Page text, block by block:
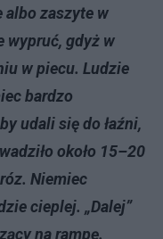
albo zaszyte w
wypruć, gdyż w
w piecu. Ludzie
bardzo
udali się do łaźni,
około 15–20
Niemiec
cieplej. „Dalej”
na rampę.